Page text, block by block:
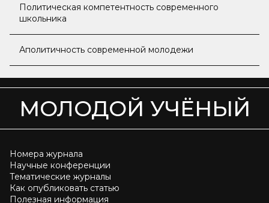
Политическая компетентность современного
школьника
Аполитичность современной молодежи
МОЛОДОЙ УЧЁНЫЙ
Номера журнала
Научные конференции
Тематические журналы
Как опубликовать статью
Полезная информация